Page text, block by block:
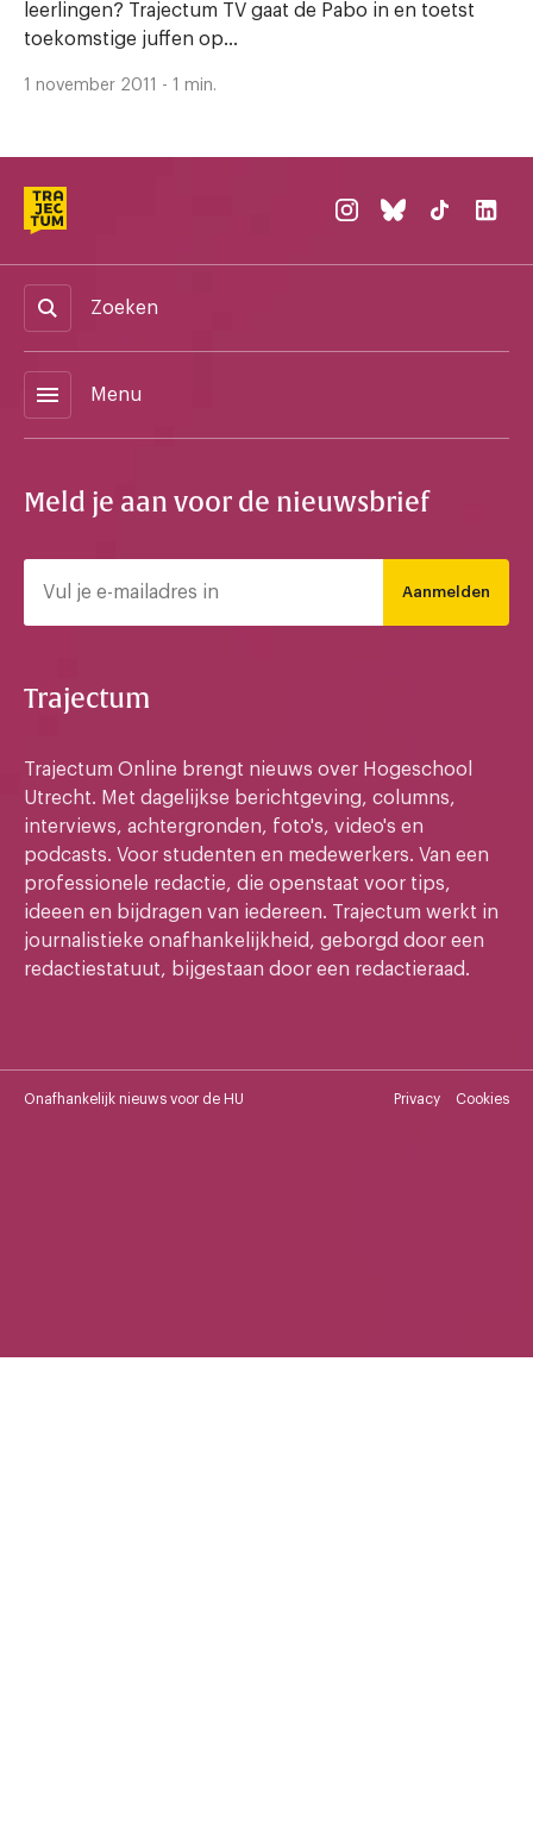
leerlingen? Trajectum TV gaat de Pabo in en toetst
toekomstige juffen op...
1 november 2011 - 1 min.
Zoeken
menu Menu
Meld je aan voor de nieuwsbrief
Aanmelden
Trajectum
Trajectum Online brengt nieuws over Hogeschool
Utrecht. Met dagelijkse berichtgeving, columns,
interviews, achtergronden, foto's, video's en
podcasts. Voor studenten en medewerkers. Van een
professionele redactie, die openstaat voor tips,
ideeen en bijdragen van iedereen. Trajectum werkt in
journalistieke onafhankelijkheid, geborgd door een
redactiestatuut, bijgestaan door een redactieraad.
Onafhankelijk nieuws voor de HU Privacy Cookies